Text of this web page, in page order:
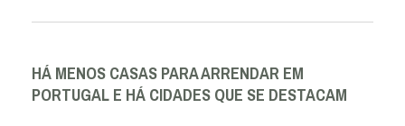
HÁ MENOS CASAS PARA ARRENDAR EM
PORTUGAL E HÁ CIDADES QUE SE DESTACAM